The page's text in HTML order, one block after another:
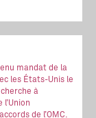
mandat de la
les États-Unis le
cherche à
de l’OMC.